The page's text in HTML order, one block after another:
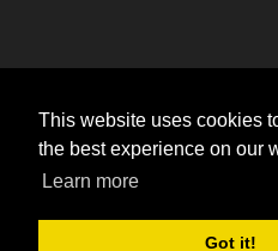
This website uses cookies
the best experience on our
Learn more
Got it!
© https://lifeafterjob.com
de